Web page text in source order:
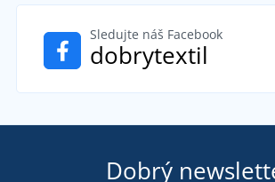
Sledujte náš Facebook
dobrytextil
Dobrý